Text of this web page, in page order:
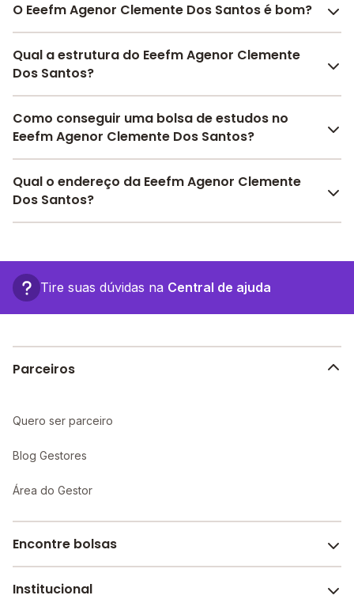
O Eeefm Agenor Clemente Dos Santos é bom?
O Eeefm Agenor Clemente Dos Santos é bem avaliado
por pais, alunos e funcionários da escola, com uma
A escola recebeu avaliação de4.0emparticipação
da comunidade,4.0emestrutura física
desenvolvimento socioemocionale3.0em
motivação dos estudantes.
Confira aquias avaliações feitas por alunos, pais e
Qual a estrutura do Eeefm Agenor Clemente
Dos Santos?
O Eeefm Agenor Clemente Dos Santos oferece toda a
estrutura necessária para o conforto e
Descoberta, Laboratório de ciências, Sala de
professores, Banda larga, Internet, entre outras
estruturas.
Como conseguir uma bolsa de estudos no
Eeefm Agenor Clemente Dos Santos?
Pesquise bolsas disponíveis no Melhor Escola e
encontre o melhor desconto para você.
Qual o endereço da Eeefm Agenor Clemente
Dos Santos?
conjunto sebastiao valdo pacifico, SN - Alagoinha -
PB. Tire suas dúvidas na Central de ajuda
Parceiros
Quero ser parceiro
Blog Gestores
Área do Gestor
Encontre bolsas
Melhores escolas de São Paulo
Institucional